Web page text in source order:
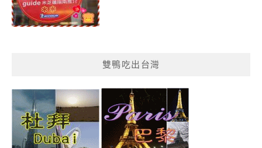
雙鴨吃出台灣